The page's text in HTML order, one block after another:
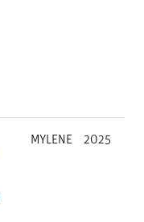
MYLENE 2025